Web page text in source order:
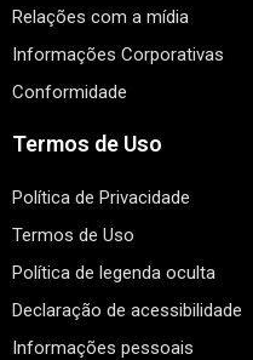
Relações com a mídia
Informações Corporativas
Conformidade
Termos de Uso
Política de Privacidade
Termos de Uso
Política de legenda oculta
Declaração de acessibilidade
Informações pessoais